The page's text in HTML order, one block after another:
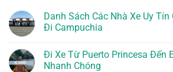
Danh Sách Các Nhà Xe Uy
Đi Campuchia
Đi Xe Từ Puerto Princesa Đến
Nhanh Chóng